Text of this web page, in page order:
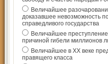
Величайшее
доказавшее невозможность
справедливого государства
Величайшее
причиной гибели миллионов
Величайшее в ХХ веке
правящего класса